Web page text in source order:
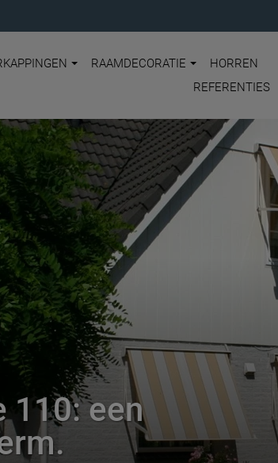
RAAMDECORATIE HORREN
REFERENTIES
110: een